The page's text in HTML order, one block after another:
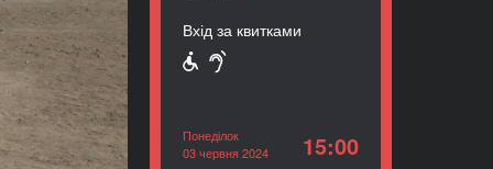
Вхід за квитками
Понеділок
03 червня 2024
15:00